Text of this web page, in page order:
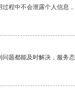
程中不会泄露个人信息
题都能及时解决，服务态